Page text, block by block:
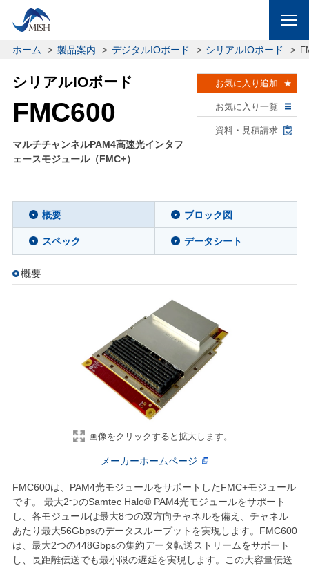
ホーム 製品案内 デジタルIOボード シリアルIOボード
シリアルIOボード
FMC600
マルチチャンネルPAM4高速光インタフ
ェースモジュール（FMC+）
お気に入り追加
お気に入り一覧
資料・見積請求
概要 ブロック図
スペック データシート
概要
画像をクリックすると拡大します。
メーカーホームページ
FMC600は、PAM4光モジュールをサポートしたFMC+モジュール
です。 最大2つのSamtec Halo® PAM4光モジュールをサポート
し、各モジュールは最大8つの双方向チャネルを備え、チャネル
あたり最大56Gbpsのデータスループットを実現します。FMC600
は、最大2つの448Gbpsの集約データ転送ストリームをサポート
し、長距離伝送でも最小限の遅延を実現します。この大容量伝送